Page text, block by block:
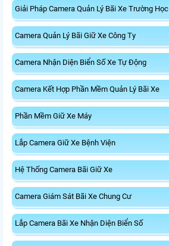
Giải Pháp Camera Quản Lý Bãi Xe Trường Học
Camera Quản Lý Bãi Giữ Xe Công Ty
Camera Nhận Diện Biển Số Xe Tự Động
Camera Kết Hợp Phần Mềm Quản Lý Bãi Xe
Phần Mềm Giữ Xe Máy
Lắp Camera Giữ Xe Bệnh Viện
Hệ Thống Camera Bãi Giữ Xe
Camera Giám Sát Bãi Xe Chung Cư
Lắp Camera Bãi Xe Nhận Diện Biển Số